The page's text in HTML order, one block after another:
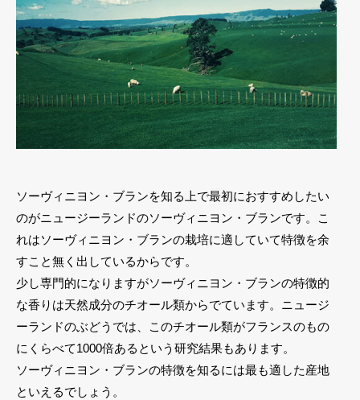
ソーヴィニヨン・ブランを知る上で最初におすすめしたい
のがニュージーランドのソーヴィニヨン・ブランです。こ
れはソーヴィニヨン・ブランの栽培に適していて特徴を余
すこと無く出しているからです。
少し専門的になりますがソーヴィニヨン・ブランの特徴的
な香りは天然成分のチオール類からでています。ニュージ
ーランドのぶどうでは、このチオール類がフランスのもの
にくらべて1000倍あるという研究結果もあります。
ソーヴィニヨン・ブランの特徴を知るには最も適した産地
といえるでしょう。